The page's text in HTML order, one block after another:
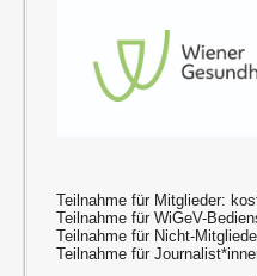
Teilnahme für Mitglieder:
Teilnahme für WiGeV-
Teilnahme für Nicht-
Teilnahme für